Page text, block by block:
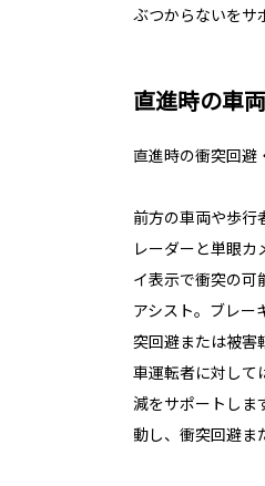
ぶつからないをサ
直進時の車
直進時の衝突回避
前方の車両や歩行
レーダーと単眼
イ表示で衝突の可
アシスト。ブレー
突回避または被害
車運転者に対し
減をサポートしま
動し、衝突回避ま